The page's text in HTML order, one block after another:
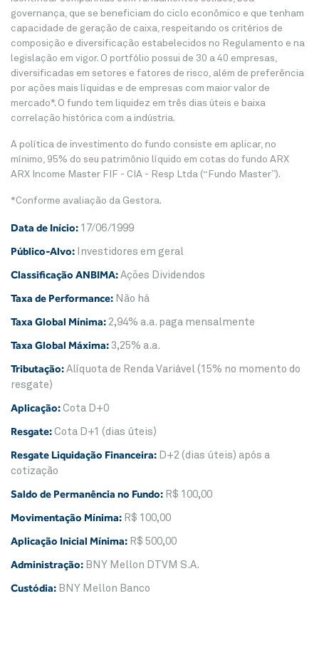
governança, que se beneficiam do ciclo econômico e que tenham
capacidade de geração de caixa, respeitando os critérios de
composição e diversificação estabelecidos no Regulamento e na
legislação em vigor. O portfólio possui de 30 a 40 empresas,
diversificadas em setores e fatores de risco, além de preferência
por ações mais líquidas e de empresas com maior valor de
mercado*. O fundo tem liquidez em três dias úteis e baixa
correlação histórica com a indústria.
A política de investimento do fundo consiste em aplicar, no
mínimo, 95% do seu patrimônio líquido em cotas do fundo ARX
ARX Income Master FIF - CIA - Resp Ltda (“Fundo Master”).
*Conforme avaliação da Gestora.
Data de Início: 17/06/1999
Público-Alvo: Investidores em geral
Classificação ANBIMA: Ações Dividendos
Taxa de Performance: Não há
Taxa Global Mínima: 2,94% a.a. paga mensalmente
Taxa Global Máxima: 3,25% a.a.
Tributação: Alíquota de Renda Variável (15% no momento do
resgate)
Aplicação: Cota D+0
Resgate: Cota D+1 (dias úteis)
Resgate Liquidação Financeira: D+2 (dias úteis) após a
cotização
Saldo de Permanência no Fundo: R$ 100,00
Movimentação Mínima: R$ 100,00
Aplicação Inicial Mínima: R$ 500,00
Administração: BNY Mellon DTVM S.A.
Custódia: BNY Mellon Banco